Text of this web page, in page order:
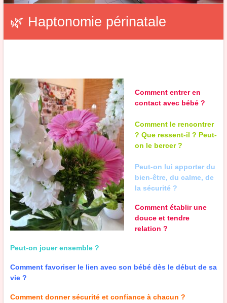
🌿 Haptonomie périnatale
Comment entrer en
contact avec bébé ?
Comment le rencontrer
? Que ressent-il ? Peut-
on le bercer ?
Peut-on lui apporter du
bien-être, du calme, de
la sécurité ?
Comment établir une
douce et tendre
relation ?
Peut-on jouer ensemble ?
Comment favoriser le lien avec son bébé dès le début de sa
vie ?
Comment donner sécurité et confiance à chacun ?